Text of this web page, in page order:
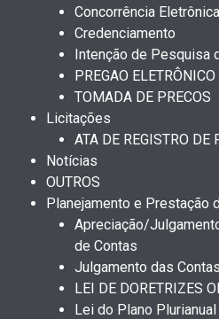
Concorrência Eletrônica
Credenciamento
Intenção de Pesquisa
PREGAO ELETRÔNICO
TOMADA DE PRECOS
Licitações
ATA DE REGISTRO DE
Notícias
OUTROS
Planejamento e Prestação
Apreciação/
de Contas
Julgamento das
LEI DE DORETRIZES
Lei do Plano Plurianual